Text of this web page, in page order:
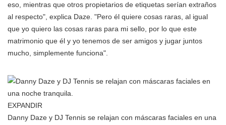
eso, mientras que otros propietarios de etiquetas serían extraños
al respecto", explica Daze. "Pero él quiere cosas raras, al igual
que yo quiero las cosas raras para mi sello, por lo que este
matrimonio que él y yo tenemos de ser amigos y jugar juntos
mucho, simplemente funciona".
EXPANDIR
Danny Daze y DJ Tennis se relajan con máscaras faciales en una